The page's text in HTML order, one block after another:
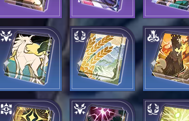
блестит подобно
жемчужинам пота
галактического
рынка
Стрелы Рог изобилия